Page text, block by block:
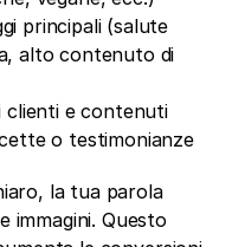
principali (salute
alto contenuto di
clienti e contenuti
o testimonianze
la tua parola
immagini. Questo